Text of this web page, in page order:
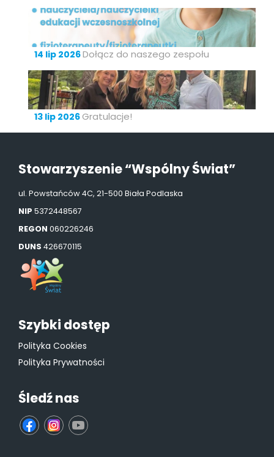
14 lip 2026Dołącz do naszego zespołu
13 lip 2026 Gratulacje!
Stowarzyszenie “Wspólny Świat”
ul. Powstańców 4C, 21-500 Biała Podlaska
NIP 5372448567
REGON 060226246
DUNS 426670115
Szybki dostęp
Polityka Cookies
Polityka Prywatności
Śledź nas
fb ins yt